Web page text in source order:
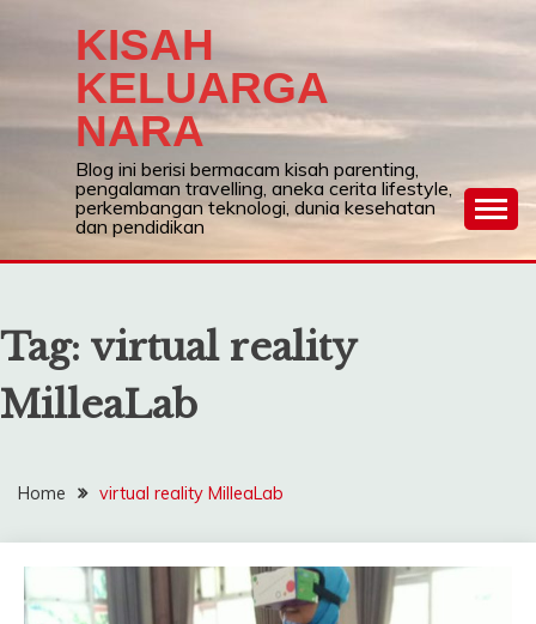
KISAH
KELUARGA
NARA
Blog ini berisi bermacam kisah parenting,
pengalaman travelling, aneka cerita lifestyle,
perkembangan teknologi, dunia kesehatan
dan pendidikan
Tag: virtual reality
MilleaLab
Home virtual reality MilleaLab